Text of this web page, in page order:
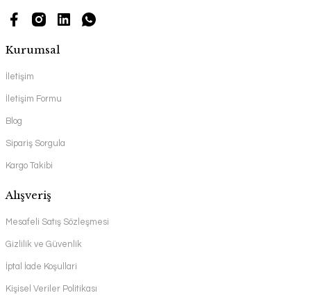
Kurumsal
İletişim
İletişim Formu
Blog
Sipariş Sorgula
Kargo Takibi
Alışveriş
Mesafeli Satış Sözleşmesi
Gizlilik ve Güvenlik
İptal İade Koşullari
Kişisel Veriler Politikası